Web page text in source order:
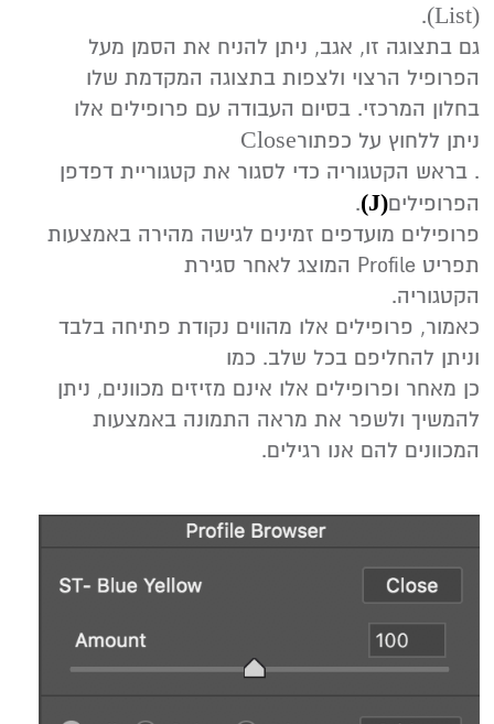
(List)
‬‭‬.
‬הפרופיל‭ ‬הרצוי‭ ‬ולצפות‭ ‬בתצוגה‭ ‬המקדמת‭ ‬שלו‭
‬ניתן‭ ‬ללחוץ‭ ‬על‭ ‬כפתור‭‬
Close‭
‬הפרופילים‭ .(‬J‭)
‬תפריט‭ ‬Profile‭ ‬המוצג‭ ‬לאחר‭ ‬סגירת‭
‬הקטגוריה‭.‬
‬וניתן‭ ‬להחליפם‭ ‬בכל‭ ‬שלב‭.‬ כמו‭
‬להמשיך‭ ‬ולשפר‭ ‬את‭ ‬מראה‭ ‬התמונה‭ ‬באמצעות‭
‬המכוונים‭ ‬להם‭ ‬אנו‭ ‬רגילים‭.‬